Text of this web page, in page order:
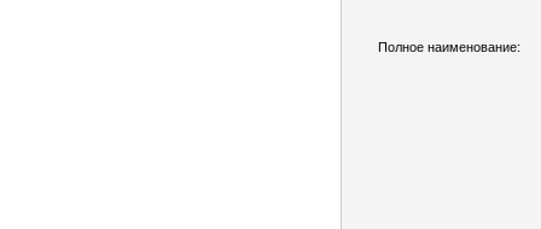
Полное наименование: